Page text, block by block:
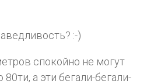
:-)
спокойно не могут
а эти бегали-бегали-